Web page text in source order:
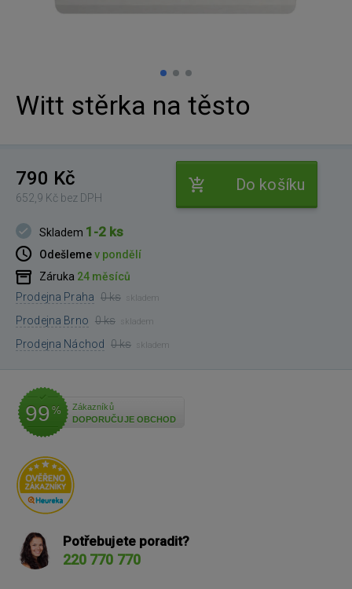
Witt stěrka na těsto
790 Kč
652,9 Kč bez DPH
Do košíku
Skladem 1-2 ks
Odešlemev pondělí
Záruka 24 měsíců
Prodejna Praha 0 ks skladem
Prodejna Brno 0 ks skladem
Prodejna Náchod 0 ks skladem
99 %
Zákazníků
DOPORUČUJE OBCHOD
Potřebujete poradit?
220 770 770